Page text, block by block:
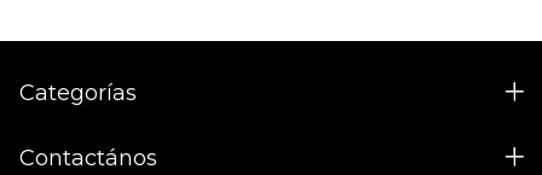
Categorías
Contactános